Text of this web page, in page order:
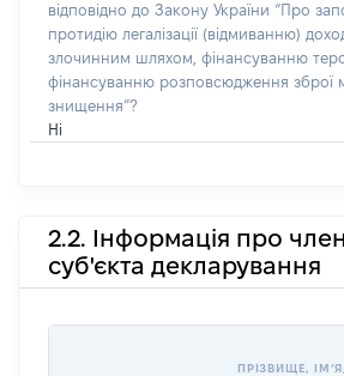
відповідно до Закону України “Про
протидію легалізації (відмиванню)
злочинним шляхом, фінансуванню
фінансуванню розповсюдження зброї
знищення”?
Ні
2.2. Інформація про
суб'єкта декларування
ПРІЗВИЩЕ,